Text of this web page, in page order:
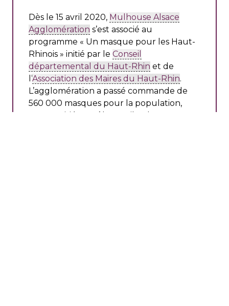
Dès le 15 avril 2020, Mulhouse Alsace
Agglomération s’est associé au
programme « Un masque pour les Haut-
Rhinois » initié par le Conseil
départemental du Haut-Rhin et de
l’Association des Maires du Haut-Rhin.
L’agglomération a passé commande de
560 000 masques pour la population,
pour moitié au Pôle Textile Alsace et